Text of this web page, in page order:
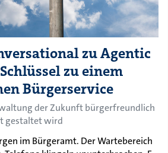
zu Agentic
zu einem
Bürgerservice
der Zukunft bürgerfreundlich
gestaltet wird
im Bürgeramt. Der Wartebereich